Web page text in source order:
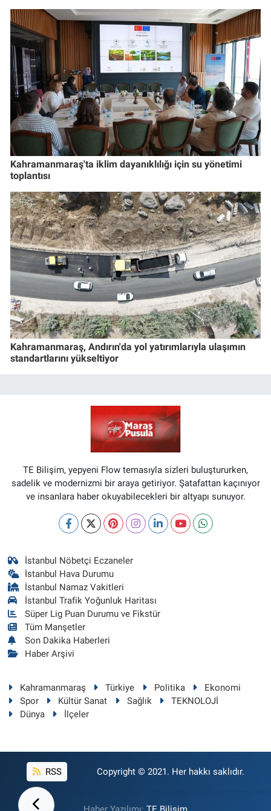
Kahramanmaraş'ta iklim dayanıklılığı için su yönetimi
toplantısı
Kahramanmaraş, Andırın'da yol yatırımlarıyla ulaşımın
standartlarını yükseltiyor
TE Bilişim, yepyeni Flow temasıyla sizleri buluştururken,
sadelik ve modernizmi bir araya getiriyor. Şatafattan kaçınıyor
ve insanlara haber okuyabilecekleri bir altyapı sunuyor.
İstanbul Nöbetçi Eczaneler
İstanbul Hava Durumu
İstanbul Namaz Vakitleri
İstanbul Trafik Yoğunluk Haritası
Süper Lig Puan Durumu ve Fikstür
Tüm Manşetler
Son Dakika Haberleri
Haber Arşivi
Kahramanmaraş Türkiye Politika
Ekonomi
Spor
Kültür Sanat Sağlık
TEKNOLOJİ
Dünya
İlçeler
RSS Copyright © 2021. Her hakkı saklıdır.